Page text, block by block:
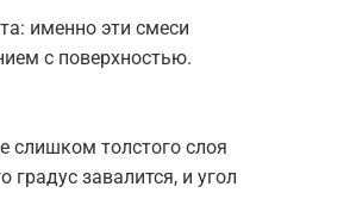
именно эти смеси
с поверхностью.
слишком толстого слоя
градус завалится, и угол